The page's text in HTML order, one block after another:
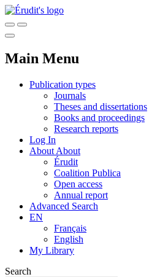
Main Menu
Publication types
Journals
Theses and dissertations
Books and proceedings
Research reports
Log In
About About
Érudit
Coalition Publica
Open access
Annual report
Advanced Search
EN
Français
English
My Library
Search